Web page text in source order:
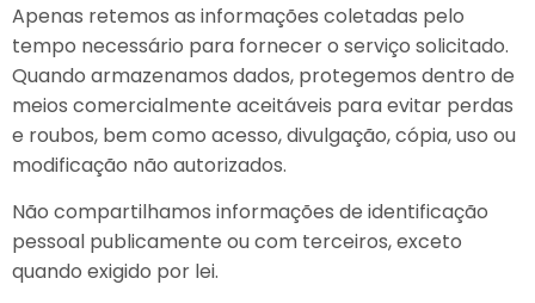
Apenas retemos as informações coletadas pelo
tempo necessário para fornecer o serviço solicitado.
Quando armazenamos dados, protegemos dentro de
meios comercialmente aceitáveis para evitar perdas
e roubos, bem como acesso, divulgação, cópia, uso ou
modificação não autorizados.
Não compartilhamos informações de identificação
pessoal publicamente ou com terceiros, exceto
quando exigido por lei.